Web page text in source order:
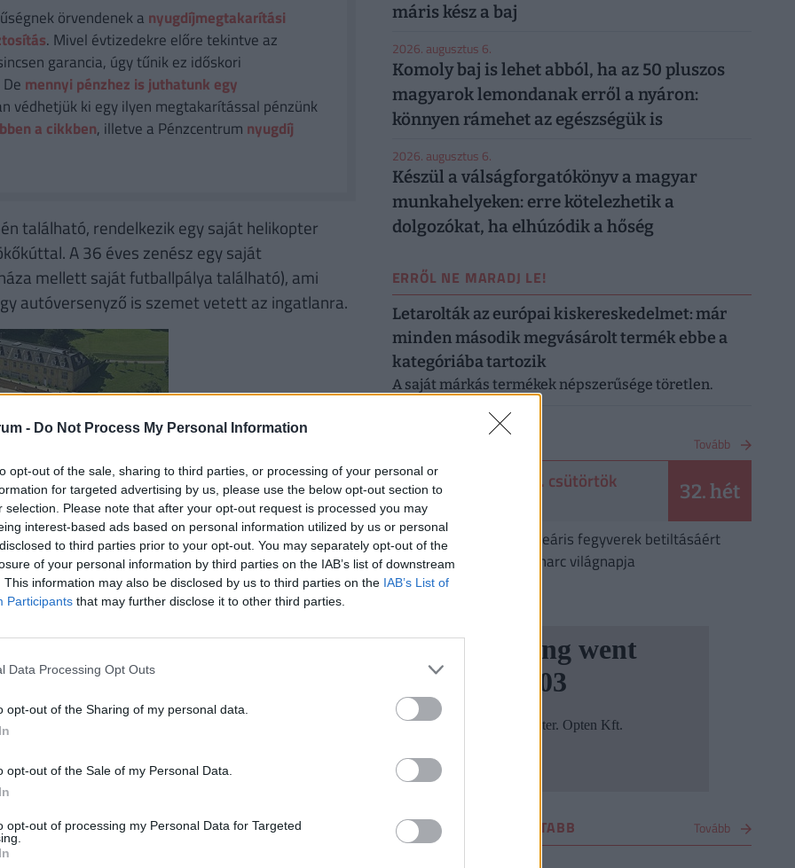
- Do Not Process My Personal Information
opt-out of the sale, sharing to third parties, or processing of your personal or
for targeted advertising by us, please use the below opt-out section to
selection. Please note that after your opt-out request is processed you may
interest-based ads based on personal information utilized by us or personal
to third parties prior to your opt-out. You may separately opt-out of the
of your personal information by third parties on the IAB’s list of downstream
This information may also be disclosed by us to third parties on the IAB’s List of
Participants that may further disclose it to other third parties.
Data Processing Opt Outs
opt-out of the Sharing of my personal data.
opt-out of the Sale of my Personal Data.
opt-out of processing my Personal Data for Targeted
örvendenek a nyugdíjmegtakarítási
. Mivel évtizedekre előre tekintve az
garancia, úgy tűnik ez időskori
mennyi pénzhez is juthatunk egy
védhetjük ki egy ilyen megtakarítással pénzünk
a cikkben, illetve a Pénzcentrum nyugdíj
található, rendelkezik egy saját helikopter
A 36 éves zenész egy saját
mellett saját futballpálya található), ami
autóversenyző is szemet vetett az ingatlanra.
de van egy háza Londonban és egy
állapodni, mert a téli hónapokra a
amerikai barátnőjével(a képek forrása:
máris kész a baj
2026. augusztus 6.
Komoly baj is lehet abból, ha az 50 pluszos
magyarok lemondanak erről a nyáron:
könnyen rámehet az egészségük is
2026. augusztus 6.
Készül a válságforgatókönyv a magyar
munkahelyeken: erre kötelezhetik a
dolgozókat, ha elhúzódik a hőség
ERRŐL NE MARADJ LE!
Letarolták az európai kiskereskedelmet: már
minden második megvásárolt termék ebbe a
kategóriába tartozik
A saját márkás termékek népszerűsége töretlen.
Tovább
2026. augusztus 6. csütörtök
Berta, Bettina 32. hét
Augusztus 6.
A nukleáris fegyverek betiltásáért
folyó harc világnapja
OTTHON LEGOLVASOTTABB Tovább